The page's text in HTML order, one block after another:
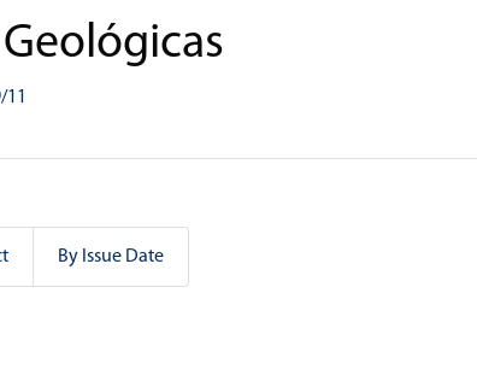
By Issue Date